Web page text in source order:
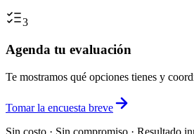
3
Agenda tu evaluación
Te mostramos qué opciones tienes y
Tomar la encuesta breve
Sin costo · Sin compromiso · Resultado